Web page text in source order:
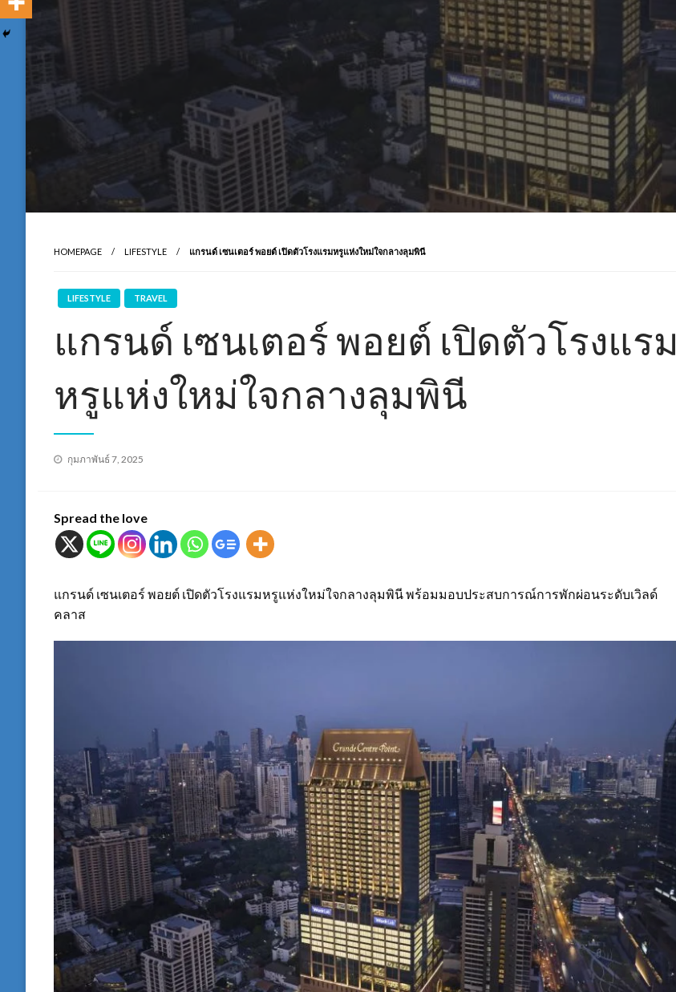
HOMEPAGE LIFESTYLE แกรนด์ เซนเตอร์ พอยต์ เปิดตัวโรงแรมหรูแห่งใหม่ใจกลางลุมพินี
LIFESTYLE TRAVEL
แกรนด์ เซนเตอร์ พอยต์ เปิดตัวโรงแรม
หรูแห่งใหม่ใจกลางลุมพินี
Posted
กุมภาพันธ์ 7, 2025
Spread the love
แกรนด์ เซนเตอร์ พอยต์ เปิดตัวโรงแรมหรูแห่งใหม่ใจกลางลุมพินี พร้อมมอบประสบการณ์การพักผ่อนระดับเวิลด์
คลาส